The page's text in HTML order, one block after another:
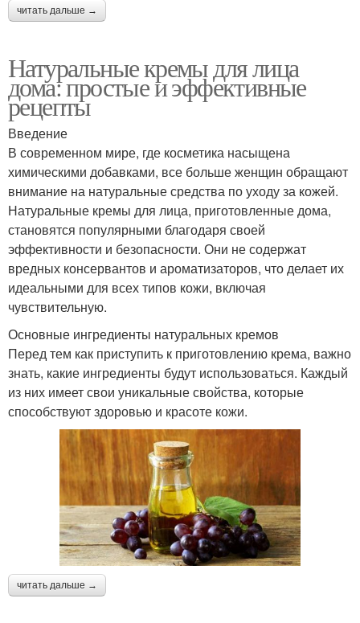
читать дальше →
Натуральные кремы для лица
дома: простые и эффективные
рецепты
Введение
В современном мире, где косметика насыщена
химическими добавками, все больше женщин обращают
внимание на натуральные средства по уходу за кожей.
Натуральные кремы для лица, приготовленные дома,
становятся популярными благодаря своей
эффективности и безопасности. Они не содержат
вредных консервантов и ароматизаторов, что делает их
идеальными для всех типов кожи, включая
чувствительную.
Основные ингредиенты натуральных кремов
Перед тем как приступить к приготовлению крема, важно
знать, какие ингредиенты будут использоваться. Каждый
из них имеет свои уникальные свойства, которые
способствуют здоровью и красоте кожи.
читать дальше →